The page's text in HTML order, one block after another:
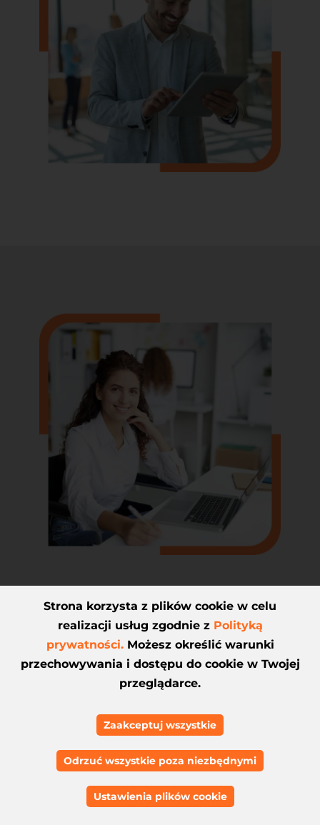
Strony oparte na
autorskim systemie
Decydując się na naszą ofertę,
otrzymujesz stronę opartą na
autorskim systemie CMS. Dlaczego
to ważne? Stawianie stron na
Strona korzysta z plików cookie w celu
realizacji usług zgodnie z Polityką
prywatności.Możesz określić warunki
przechowywania i dostępu do cookie w Twojej
przeglądarce.
Zaakceptuj wszystkie
Odrzuć wszystkie poza niezbędnymi
Ustawienia plików cookie